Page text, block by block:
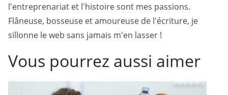
l'entreprenariat et l'histoire sont mes passions.
Flâneuse, bosseuse et amoureuse de l'écriture, je
sillonne le web sans jamais m'en lasser !
Vous pourrez aussi aimer